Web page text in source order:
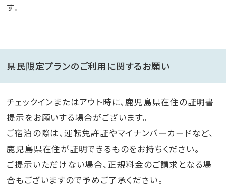
す。
県民限定プランのご利用に関するお願い
チェックインまたはアウト時に、鹿児島県在住の証明書
提示をお願いする場合がございます。
ご宿泊の際は、運転免許証やマイナンバーカードなど、
鹿児島県在住が証明できるものをお持ちください。
ご提示いただけない場合、正規料金のご請求となる場
合もございますので予めご了承ください。